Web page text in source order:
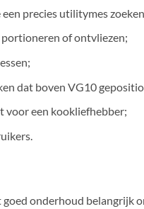
precies utilitymes
of ontvliezen;
dat boven VG10
voor een kookliefhebber;
onderhoud belangrijk